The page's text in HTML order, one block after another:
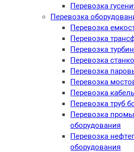
Перевозка
Перевозка
Перевозка
Перевозка
Перевозка
Перевозка
Перевозка
Перевозка
Перевозка
Перевозка труб
Перевозка
оборудования
Перевозка
оборудования